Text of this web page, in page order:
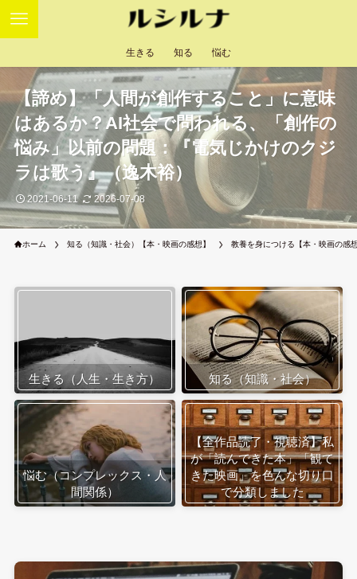
生きる 知る 悩む
【諦め】「人間が創作すること」に意味
はあるか？AI社会で問われる、「創作の
悩み」以前の問題：『電気じかけのクジ
ラは歌う』（逸木裕）
2021-06-11 2026-07-08
ホーム 知る（知識・社会）【本・映画の感想】 教養を身につける【本・映画の感
生きる（人生・生き方） 知る（知識・社会）
悩む（コンプレックス・人
間関係）
【全作品読了・視聴済】私
が「読んできた本」「観て
きた映画」を色んな切り口
で分類しました